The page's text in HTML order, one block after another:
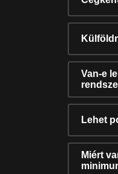
Van-e
Lehet
Miért